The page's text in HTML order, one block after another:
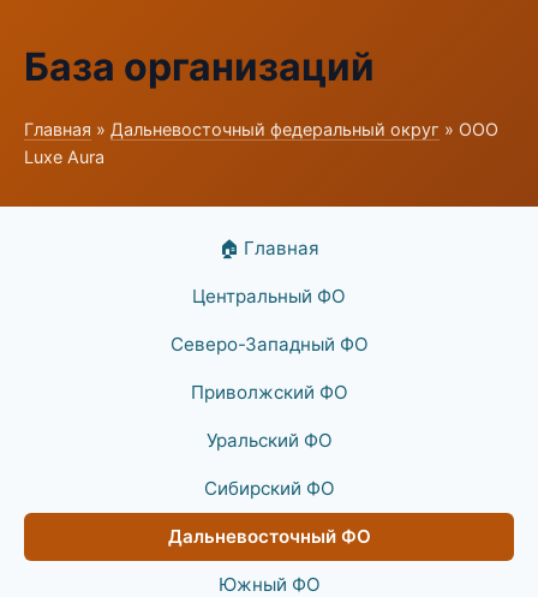
База организаций
Главная » Дальневосточный федеральный округ » ООО
Luxe Aura
🏠 Главная
Центральный ФО
Северо-Западный ФО
Приволжский ФО
Уральский ФО
Сибирский ФО
Дальневосточный ФО
Южный ФО